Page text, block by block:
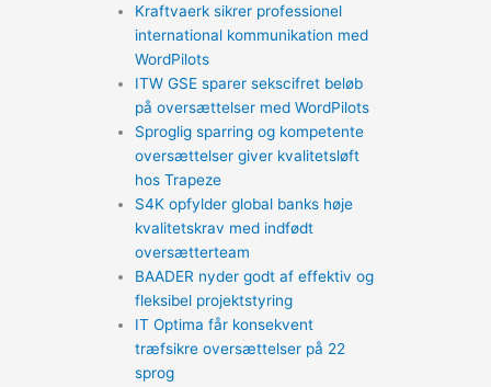
Kraftvaerk sikrer professionel
international kommunikation med
WordPilots
ITW GSE sparer sekscifret beløb
på oversættelser med WordPilots
Sproglig sparring og kompetente
oversættelser giver kvalitetsløft
hos Trapeze
S4K opfylder global banks høje
kvalitetskrav med indfødt
oversætterteam
BAADER nyder godt af effektiv og
fleksibel projektstyring
IT Optima får konsekvent
træfsikre oversættelser på 22
sprog